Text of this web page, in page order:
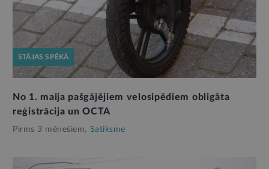
STĀJAS SPĒKĀ
No 1. maija pašgājējiem velosipēdiem obligāta
reģistrācija un OCTA
Pirms 3 mēnešiem, Satiksme